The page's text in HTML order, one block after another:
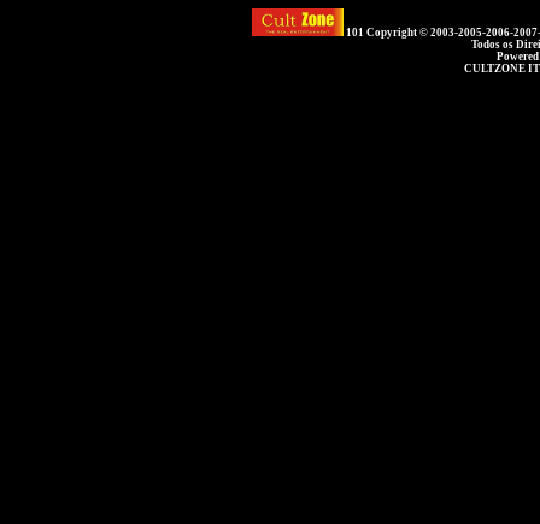
101 Copyright © 2003-2005-2006-
Todos os
CULTZONE